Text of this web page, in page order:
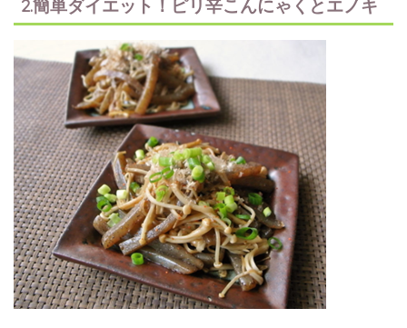
2.簡単ダイエット！ピリ辛こんにゃくとエノキ